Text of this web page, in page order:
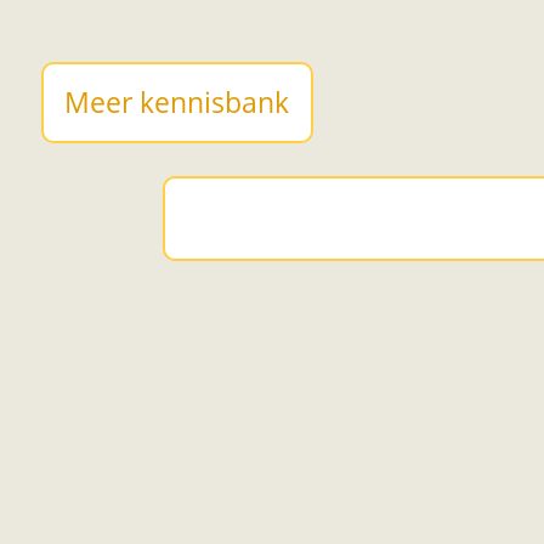
Meer kennisbank